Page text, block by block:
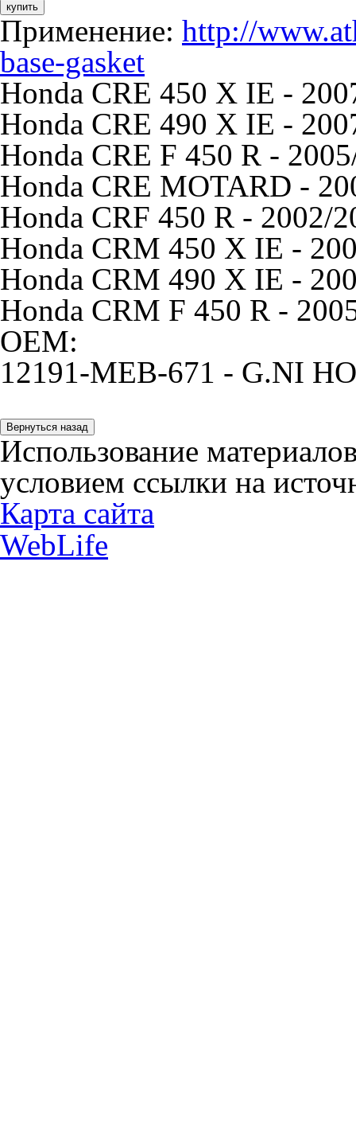
купить
Применение: http://
base-gasket
Honda CRE 450 X IE -
Honda CRE 490 X IE -
Honda CRE F 450 R -
Honda CRE MOTARD -
Honda CRF 450 R - 2002/
Honda CRM 450 X IE -
Honda CRM 490 X IE -
Honda CRM F 450 R -
OEM:
12191-MEB-671 - G.NI
Использование
условием ссылки на
Карта сайта
WebLife